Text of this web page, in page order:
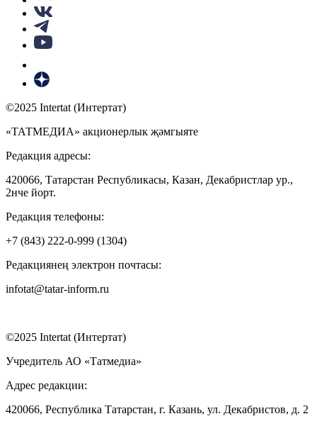
©2025 Intertat (Интертат)
«ТАТМЕДИА» акционерлык җәмгыяте
Редакция адресы:
420066, Татарстан Республикасы, Казан, Декабристлар ур.,
2нче йорт.
Редакция телефоны:
+7 (843) 222-0-999 (1304)
Редакциянең электрон почтасы:
infotat@tatar-inform.ru
©2025 Intertat (Интертат)
Учредитель АО «Татмедиа»
Адрес редакции:
420066, Республика Татарстан, г. Казань, ул. Декабристов, д. 2